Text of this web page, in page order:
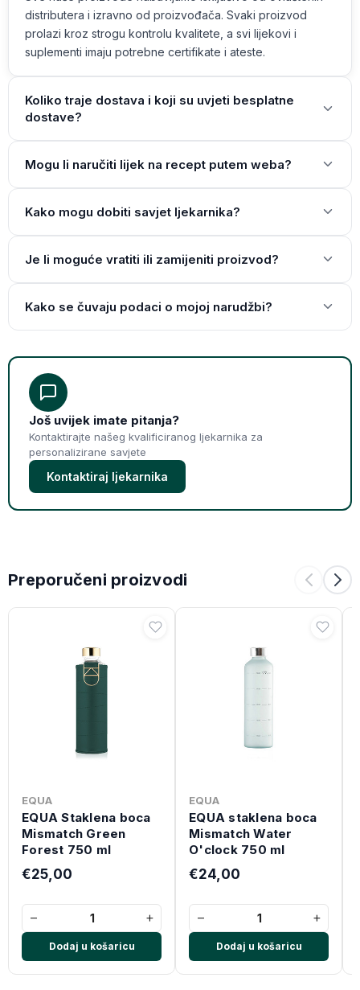
distributera i izravno od proizvođača. Svaki proizvod
prolazi kroz strogu kontrolu kvalitete, a svi lijekovi i
suplementi imaju potrebne certifikate i ateste.
Koliko traje dostava i koji su uvjeti besplatne
dostave?
Mogu li naručiti lijek na recept putem weba?
Kako mogu dobiti savjet ljekarnika?
Je li moguće vratiti ili zamijeniti proizvod?
Kako se čuvaju podaci o mojoj narudžbi?
Još uvijek imate pitanja?
Kontaktirajte našeg kvalificiranog ljekarnika za
personalizirane savjete
Kontaktiraj ljekarnika
Preporučeni proizvodi
EQUA
EQUA Staklena boca
Mismatch Green
Forest 750 ml
€25,00
− +
Dodaj u košaricu
EQUA
EQUA staklena boca
Mismatch Water
O'clock 750 ml
€24,00
− +
Dodaj u košaricu